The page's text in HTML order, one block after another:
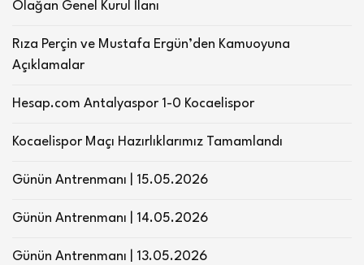
Olağan Genel Kurul İlanı
Rıza Perçin ve Mustafa Ergün’den Kamuoyuna
Açıklamalar
Hesap.com Antalyaspor 1-0 Kocaelispor
Kocaelispor Maçı Hazırlıklarımız Tamamlandı
Günün Antrenmanı | 15.05.2026
Günün Antrenmanı | 14.05.2026
Günün Antrenmanı | 13.05.2026